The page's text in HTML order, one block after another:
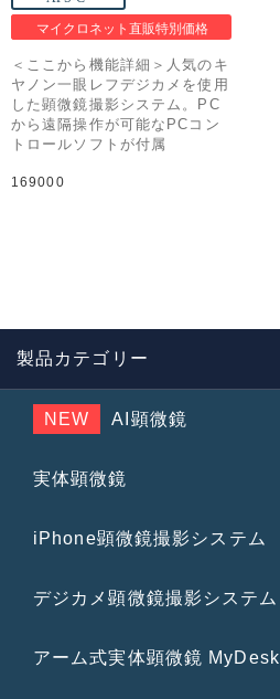
＜ここから機能詳細＞人気のキ
ヤノン一眼レフデジカメを使用
した顕微鏡撮影システム。PC
から遠隔操作が可能なPCコン
トロールソフトが付属
169000
製品カテゴリー
NEW AI顕微鏡
実体顕微鏡
iPhone顕微鏡撮影システム
デジカメ顕微鏡撮影システム
アーム式実体顕微鏡 MyDesk